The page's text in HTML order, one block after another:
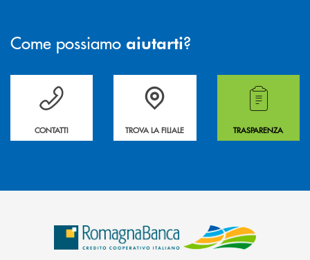
Come possiamo aiutarti?
Per ogni necessità compila il form e noi ti richiamiamo
CONTATTI
La&nbsp; Filiale &nbsp;vicina a te. &nbsp;
TROVA LA FILIALE
Hai bisogno di
TRASPARENZA